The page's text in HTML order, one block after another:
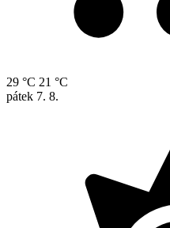
29 °C 21 °C
pátek 7. 8.